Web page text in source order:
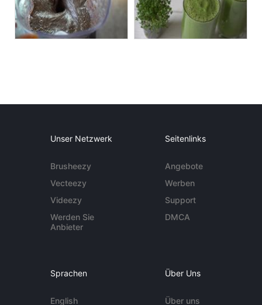
Unser Netzwerk
Brusheezy
Vecteezy
Videezy
Werden Sie
Anbieter
Seitenlinks
Angebote
Werben
Support
DMCA
Sprachen
English
Über Uns
Über uns